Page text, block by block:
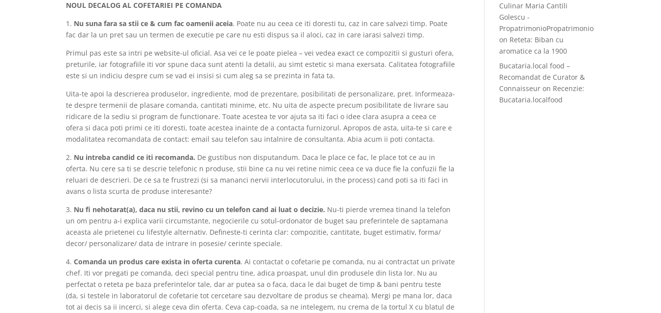
NOUL DECALOG AL COFETARIEI PE COMANDA
1. Nu suna fara sa stii ce & cum fac oamenii aceia. Poate nu au ceea ce iti doresti tu, caz in care salvezi timp. Poate
fac dar la un pret sau un termen de executie pe care nu esti dispus sa il aloci, caz in care iarasi salvezi timp.
Primul pas este sa intri pe website-ul oficial. Asa vei ce le poate pielea – vei vedea exact ce compozitii si gusturi ofera,
preturile, iar fotografiile iti vor spune daca sunt atenti la detalii, au simt estetic si mana exersata. Calitatea fotografiile
este si un indiciu despre cum se vad ei insisi si cum aleg sa se prezinta in fata ta.
Uita-te apoi la descrierea produselor, ingrediente, mod de prezentare, posibilitati de personalizare, pret. Informeaza-
te despre termenii de plasare comanda, cantitati minime, etc. Nu uita de aspecte precum posibilitate de livrare sau
ridicare de la sediu si program de functionare. Toate acestea te vor ajuta sa iti faci o idee clara asupra a ceea ce
ofera si daca poti primi ce iti doresti, toate acestea inainte de a contacta furnizorul. Apropos de asta, uita-te si care e
modalitatea recomandata de contact: email sau telefon sau intalnire de consultanta. Abia acum ii poti contacta.
2. Nu intreba candid ce iti recomanda. De gustibus non disputandum. Daca le place ce fac, le place tot ce au in
oferta. Nu cere sa ti se descrie telefonic n produse, stii bine ca nu vei retine nimic ceea ce va duce fie la confuzii fie la
reluari de descrieri. De ce sa te frustrezi (si sa mananci nervii interlocutorului, in the process) cand poti sa iti faci in
avans o lista scurta de produse interesante?
3. Nu fi nehotarat(a), daca nu stii, revino cu un telefon cand ai luat o decizie. Nu-ti pierde vremea tinand la telefon
un om pentru a-i explica varii circumstante, negocierile cu sotul-ordonator de buget sau preferintele de saptamana
aceasta ale prietenei cu lifestyle alternativ. Defineste-ti cerinta clar: compozitie, cantitate, buget estimativ, forma/
decor/ personalizare/ data de intrare in posesie/ cerinte speciale.
4.Comanda un produs care exista in oferta curenta. Ai contactat o cofetarie pe comanda, nu ai contractat un private
chef. Iti vor pregati pe comanda, deci special pentru tine, adica proaspat, unul din produsele din lista lor. Nu au
perfectat o reteta pe baza preferintelor tale, dar ar putea sa o faca, daca le dai buget de timp & bani pentru teste
(da, si testele in laboratorul de cofetarie tot cercetare sau dezvoltare de produs se cheama). Mergi pe mana lor, daca
tot ai decis sa ii incerci, si alege ceva din oferta. Ceva cap-coada, sa ne intelegem, nu crema de la tortul X cu blatul de
Culinar Maria Cantili
Golescu -
PropatrimonioPropatrimonio
on Reteta: Biban cu
aromatice ca la 1900
Bucataria.local food –
Recomandat de Curator &
Connaisseur on Recenzie:
Bucataria.localfood